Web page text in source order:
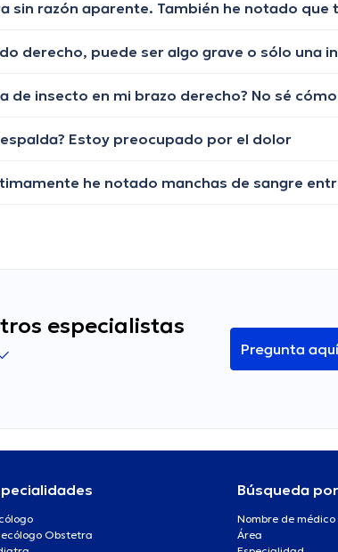
derecho, puede ser algo grave o sólo una
Estoy preocupado por el dolor
especialistas
Pregunta aquí
Obstetra
Búsqueda por
Nombre de médico
Área